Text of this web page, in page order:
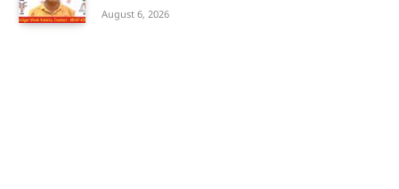
August 6, 2026